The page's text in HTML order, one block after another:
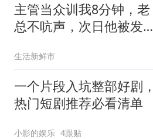
主管当众训我8分钟，老
总不吭声，次日他被发配
生活新鲜市
一个片段入坑整部好剧，
热门短剧推荐必看清单
小影的娱乐 4跟贴